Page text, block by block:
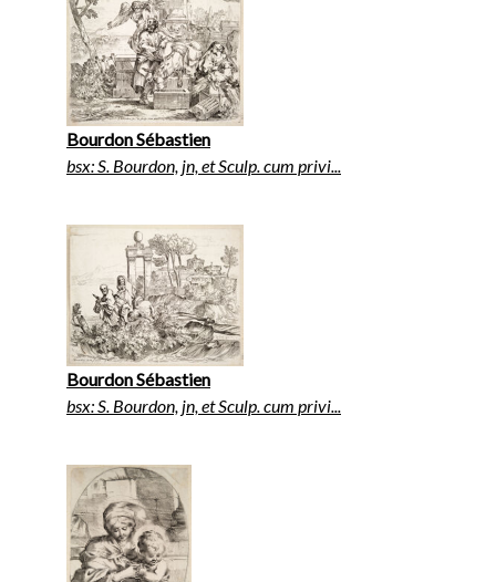
Bourdon Sébastien
bsx: S. Bourdon, jn, et Sculp. cum privi...
Bourdon Sébastien
bsx: S. Bourdon, jn, et Sculp. cum privi...